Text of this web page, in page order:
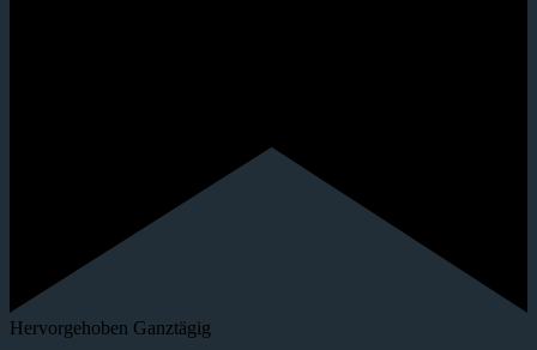
Hervorgehoben Ganztägig